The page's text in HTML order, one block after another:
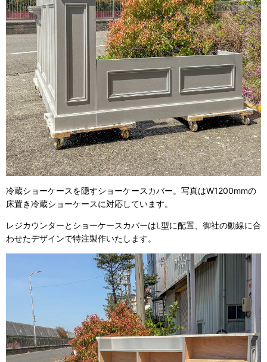
冷蔵ショーケースを隠すショーケースカバー。写真はW1200mmの
床置き冷蔵ショーケースに対応しています。
レジカウンターとショーケースカバーはL型に配置、御社の動線に合
わせたデザインで特注製作いたします。